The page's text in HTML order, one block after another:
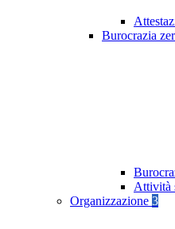
Burocrazia
Attività
Organizzazione 3